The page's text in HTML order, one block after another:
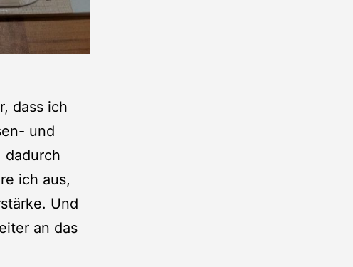
dass ich
und
dadurch
ich aus,
Und
an das